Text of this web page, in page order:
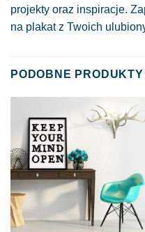
projekty oraz inspiracje.
na plakat z Twoich
PODOBNE PRODUKTY